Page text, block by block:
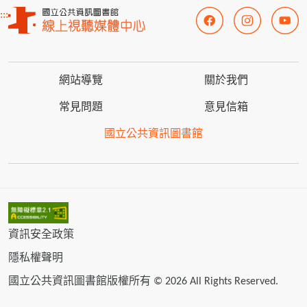
:::
網站導覽 關於我們
常見問題 意見信箱
國立公共資訊圖書館
資訊安全政策
隱私權聲明
國立公共資訊圖書館版權所有 © 2026 All Rights Reserved.